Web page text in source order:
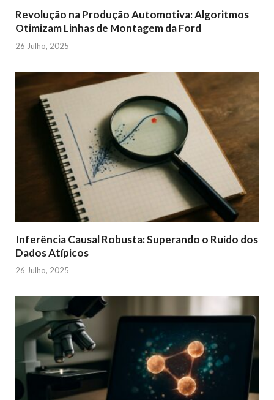
Revolução na Produção Automotiva: Algoritmos
Otimizam Linhas de Montagem da Ford
26 Julho, 2025
Inferência Causal Robusta: Superando o Ruído dos
Dados Atípicos
26 Julho, 2025